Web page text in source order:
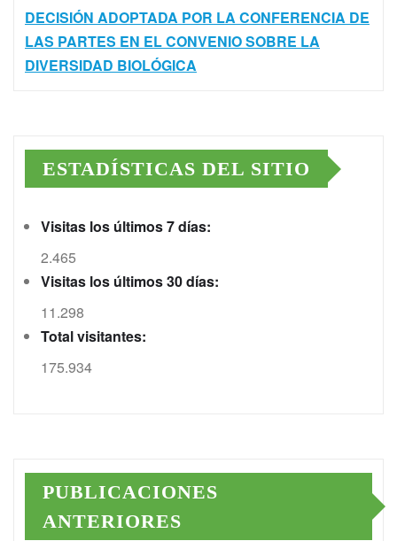
DECISIÓN ADOPTADA POR LA CONFERENCIA DE
LAS PARTES EN EL CONVENIO SOBRE LA
DIVERSIDAD BIOLÓGICA
ESTADÍSTICAS DEL SITIO
Visitas los últimos 7 días:
2.465
Visitas los últimos 30 días:
11.298
Total visitantes:
175.934
PUBLICACIONES
ANTERIORES